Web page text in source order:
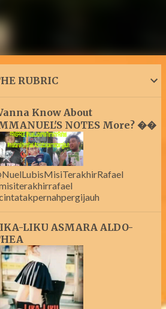
RUBRIC
Know About
NOTES More? ��
LIKU ASMARA ALDO-